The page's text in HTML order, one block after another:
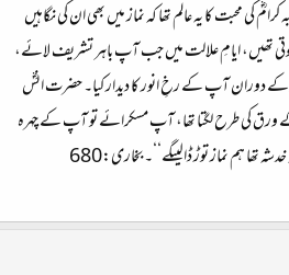
(مسلم:2325) صحابہ کرامؓ کی محبت کا یہ عالم تھا کہ نماز میں بھی ان کی نگاہیں
ایامِ علالت میں جب آپ باہر تشریف لائے،
کے دوران آپ کے رخِ انور کا دیدار کیا۔ حضرت انسؓ
کی طرح لگتا تھا، آپ مسکرائے تو آپ کے چہرہ
ہم نماز توڑ ڈالیںگے‘‘۔ بخاری:680